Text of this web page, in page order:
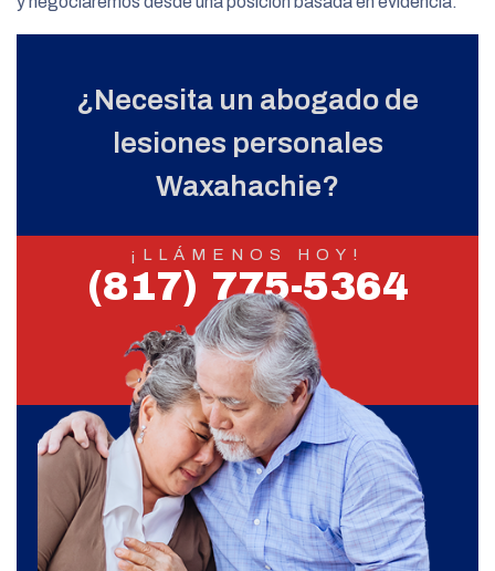
¿Necesita un abogado de
lesiones personales
Waxahachie?
¡LLÁMENOS HOY!
(817) 775-5364